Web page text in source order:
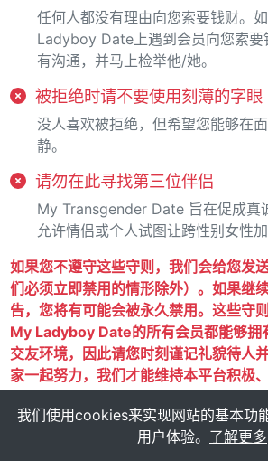
任何人都没有理由向您索要钱财。
Ladyboy Date上遇到会员向您索要
有沟通，并马上检举他/她。
被拒绝时请不要使用刻薄的字眼
没人喜欢被拒绝，但希望您能够在
静。
请勿在此寻找第三位伴侣
My Transgender Date 旨在促成真
允许情侣或个人试图让跨性别女性加
如果您不遵守这些守则，我们会给您发
们必须立即禁用的情形除外）。如果继
告，您将有可能会被永久禁用。这些守
My Ladyboy Date的所有会员都能够拥
交友环境，因此请您时刻谨记礼貌待人
家一起努力，我们才能维持本平台积极
我们使用cookies来实现网站的基本功
用户体验。 了解更多